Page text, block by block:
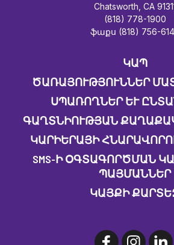
Chatsworth, CA
(818) 778-1900
ֆաքս (818) 756-
ԿԱՊ
ԾԱՌԱՅՈՒԹՅՈՒՆՆԵՐ
ՍՊԱՌՈՂՆԵՐ ԵՒ
ԳԱՂՏՆԻՈՒԹՅԱՆ
ԿԱՐԻԵՐԱՅԻ
SMS-Ի ՕԳՏԱԳՈՐԾՄԱՆ
ԱՅՄԱՆՆԵՐ
ԿԱՅՔԻ